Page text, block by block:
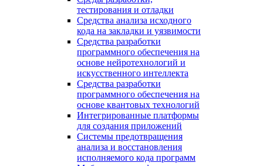
тестирования и отладки
Средства анализа исходного
кода на закладки и уязвимости
Средства разработки
программного обеспечения на
основе нейротехнологий и
искусственного интеллекта
Средства разработки
программного обеспечения на
основе квантовых технологий
Интегрированные платформы
для создания приложений
Системы предотвращения
анализа и восстановления
исполняемого кода программ